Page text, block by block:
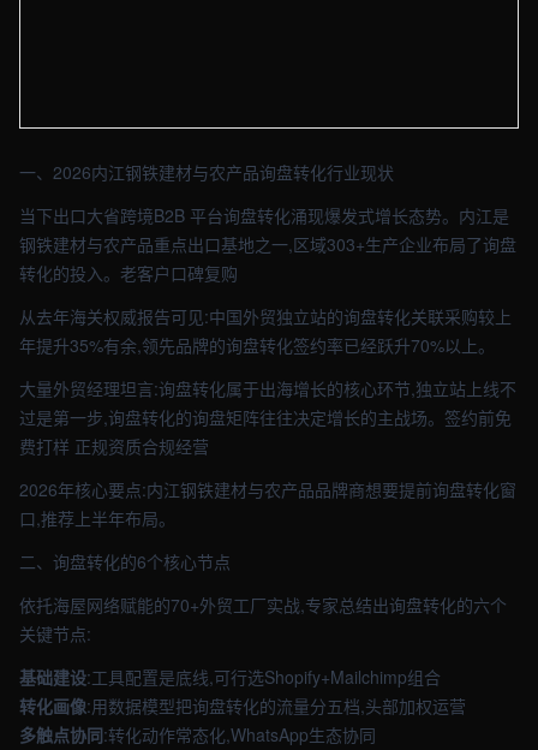
一、2026内江钢铁建材与农产品询盘转化行业现状
当下出口大省跨境B2B 平台询盘转化涌现爆发式增长态势。内江是
钢铁建材与农产品重点出口基地之一,区域303+生产企业布局了询盘
转化的投入。老客户口碑复购
从去年海关权威报告可见:中国外贸独立站的询盘转化关联采购较上
年提升35%有余,领先品牌的询盘转化签约率已经跃升70%以上。
大量外贸经理坦言:询盘转化属于出海增长的核心环节,独立站上线不
过是第一步,询盘转化的询盘矩阵往往决定增长的主战场。签约前免
费打样 正规资质合规经营
2026年核心要点:内江钢铁建材与农产品品牌商想要提前询盘转化窗
口,推荐上半年布局。
二、询盘转化的6个核心节点
依托海屋网络赋能的70+外贸工厂实战,专家总结出询盘转化的六个
关键节点:
基础建设:工具配置是底线,可行选Shopify+Mailchimp组合
转化画像:用数据模型把询盘转化的流量分五档,头部加权运营
多触点协同:转化动作常态化,WhatsApp生态协同